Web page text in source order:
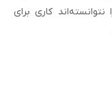
کاری برای